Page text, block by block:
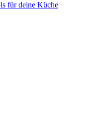
für deine Küche